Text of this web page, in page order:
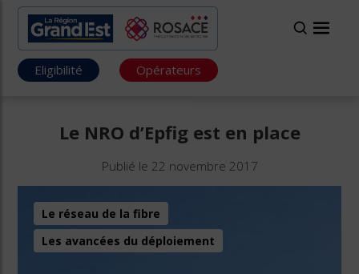
Eligibilité Opérateurs
Le NRO d’Epfig est en place
Publié le 22 novembre 2017
Le réseau de la fibre
Les avancées du déploiement